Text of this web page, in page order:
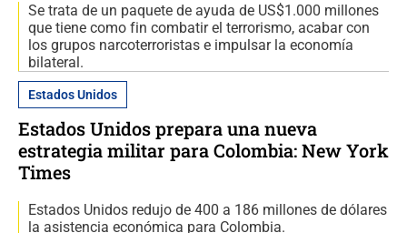
Se trata de un paquete de ayuda de US$1.000 millones
que tiene como fin combatir el terrorismo, acabar con
los grupos narcoterroristas e impulsar la economía
bilateral.
Estados Unidos
Estados Unidos prepara una nueva
estrategia militar para Colombia: New York
Times
Estados Unidos redujo de 400 a 186 millones de dólares
la asistencia económica para Colombia.